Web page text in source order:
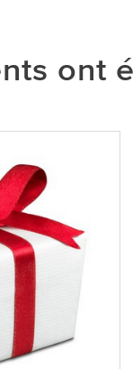
ont